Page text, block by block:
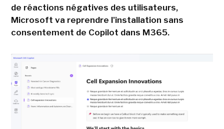
de réactions négatives des utilisateurs,
Microsoft va reprendre l'installation sans
consentement de Copilot dans M365.